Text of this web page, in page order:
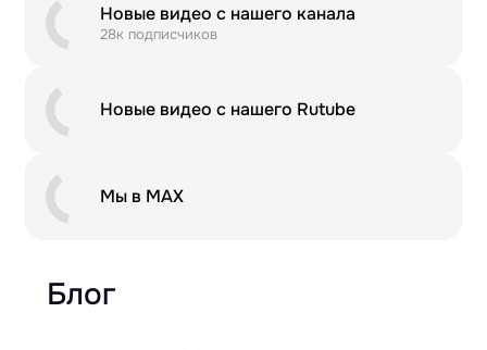
Новые видео с нашего канала
28к подписчиков
Новые видео с нашего Rutube
Мы в MAX
Блог